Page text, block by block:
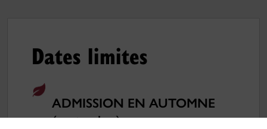
Dates limites
ADMISSION EN AUTOMNE
(septembre)